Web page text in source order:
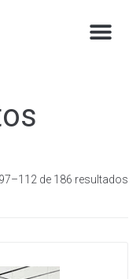
de 186 resultados